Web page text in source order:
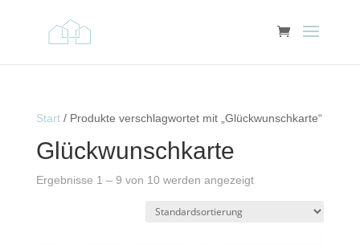
Start/ Produkte verschlagwortet mit „Glückwunschkarte“
Glückwunschkarte
Ergebnisse 1 – 9 von 10 werden angezeigt